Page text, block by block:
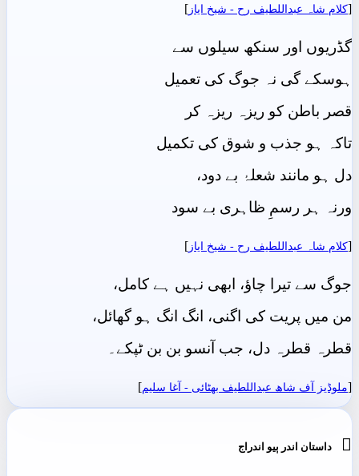
[کلام شاہ عبداللطیف رح - شيخ اياز ]
گڈریوں اور سنکھ سیلوں سے
ہوسکے گی نہ جوگ کی تعمیل
قصر باطن کو ریزہ ریزہ کر
تاکہ ہو جذب و شوق کی تکمیل
دل ہو مانند شعلۂ بے دود،
ورنہ ہر رسمِ ظاہری بے سود
[کلام شاہ عبداللطیف رح - شيخ اياز ]
جوگ سے تیرا چاؤ، ابھی نہیں ہے کامل،
من میں پریت کی اگنی، انگ انگ ہو گھائل،
قطرہ قطرہ دل، جب آنسو بن بن ٹپکے۔
[ملوڈیز آف شاھ عبداللطیف بھٹائی - آغا سليم]
 داستان اندر ٻيو اندراج